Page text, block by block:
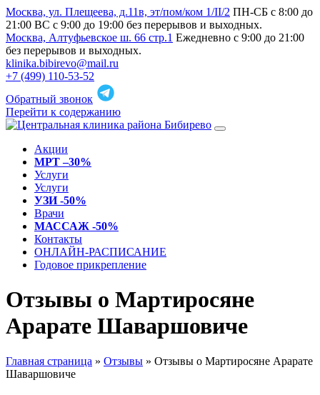
Москва, ул. Плещеева, д.11в, эт/пом/ком 1/II/2 ПН-СБ с 8:00 до
21:00 ВС с 9:00 до 19:00 без перерывов и выходных.
Москва, Алтуфьевское ш. 66 стр.1 Ежедневно с 9:00 до 21:00
без перерывов и выходных.
klinika.bibirevo@mail.ru
+7 (499) 110-53-52
Обратный звонок
Перейти к содержанию
Акции
МРТ –30%
Услуги
Услуги
УЗИ -50%
Врачи
МАССАЖ -50%
Контакты
ОНЛАЙН-РАСПИСАНИЕ
Годовое прикрепление
Отзывы о Мартиросяне
Арарате Шаваршовиче
Главная страница » Отзывы » Отзывы о Мартиросяне Арарате
Шаваршовиче